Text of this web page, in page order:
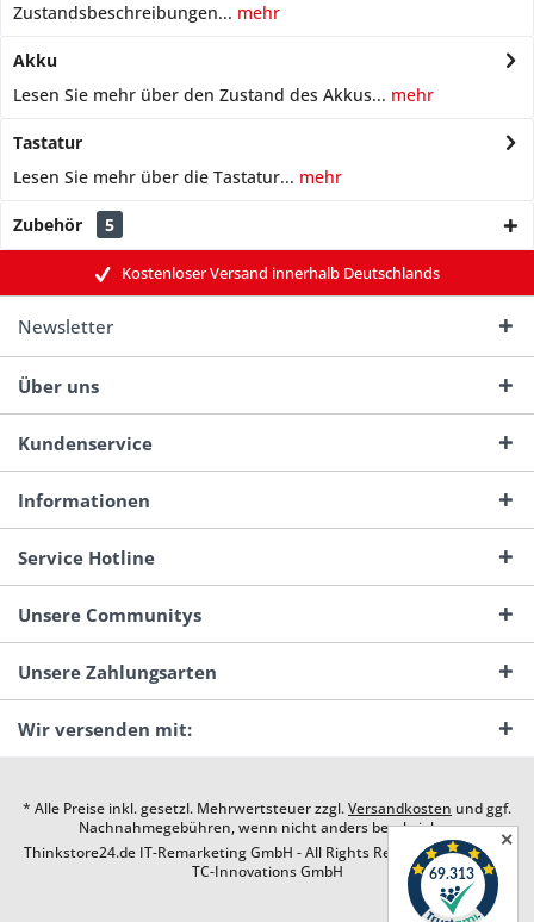
Zustandsbeschreibungen... mehr
Akku
Lesen Sie mehr über den Zustand des Akkus... mehr
Tastatur
Lesen Sie mehr über die Tastatur... mehr
Zubehör 5
Kostenloser Versand innerhalb Deutschlands
Newsletter
Über uns
Kundenservice
Informationen
Service Hotline
Unsere Communitys
Unsere Zahlungsarten
Wir versenden mit:
* Alle Preise inkl. gesetzl. Mehrwertsteuer zzgl.Versandkosten und ggf.
Nachnahmegebühren, wenn nicht anders beschrieben
Thinkstore24.de IT-Remarketing GmbH - All Rights Reserved. Design by
TC-Innovations GmbH
✕